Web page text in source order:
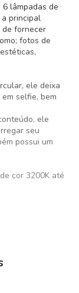
lâmpadas de
principal
de fornecer
fotos de
ele deixa
selfie, bem
ele
seu
possui um
cor 3200K até